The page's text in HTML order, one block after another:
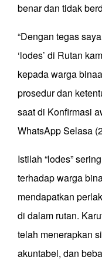
benar dan tidak
“Dengan tegas
‘lodes’ di Rutan
kepada warga
prosedur dan
saat di Konfirmasi
WhatsApp Selasa
Istilah “lodes”
terhadap warga
mendapatkan
di dalam rutan.
telah menerapkan
akuntabel, dan